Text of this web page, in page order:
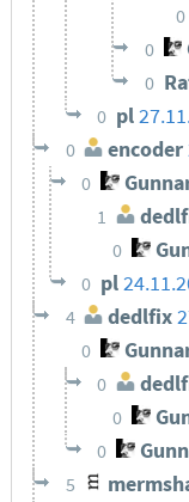
0
0
0
0 pl
0 encoder
0
1
0
0 pl
4 dedlfix
0
0
0
0
5